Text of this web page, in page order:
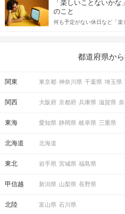
「もう一度お話したいです」と
STEP4 マッチング投票
っしゃるのではないでしょ
送るLINEでのデートの誘い
えながら解説するので、ぜひ
「楽しいことないか
のこと
何も予定がない休日など「
の楽しいことアイデアを集
都道府県か
関東 東京都 神奈川県 千葉県 埼玉県
関西 大阪府 京都府 兵庫県 滋賀県
東海 愛知県 静岡県 岐阜県 三重県
北海道 北海道
東北 岩手県 宮城県 福島県
甲信越 新潟県 山梨県 長野県
北陸 富山県 石川県